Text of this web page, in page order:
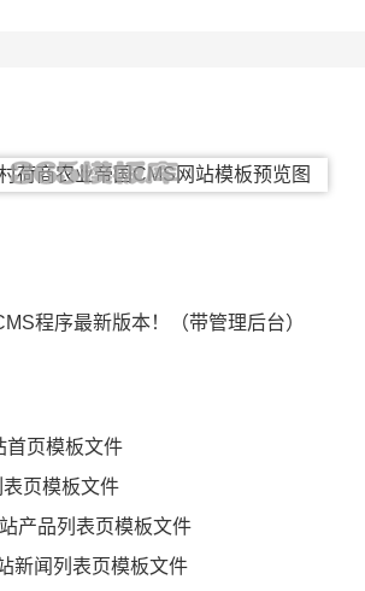
程序最新版本！（带管理后台）
首页模板文件
表页模板文件
产品列表页模板文件
新闻列表页模板文件